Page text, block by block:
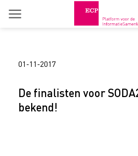
01-11-2017
De finalisten voor
bekend!